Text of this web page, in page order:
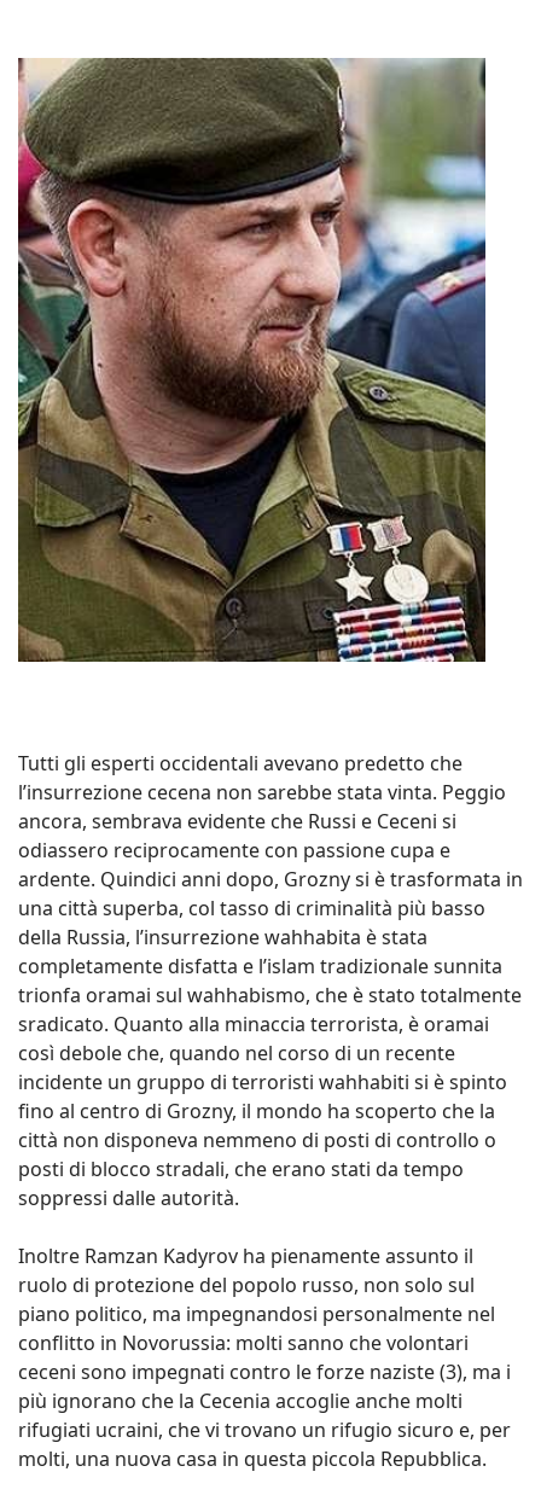
Tutti gli esperti occidentali avevano predetto che
l’insurrezione cecena non sarebbe stata vinta. Peggio
ancora, sembrava evidente che Russi e Ceceni si
odiassero reciprocamente con passione cupa e
ardente. Quindici anni dopo, Grozny si è trasformata in
una città superba, col tasso di criminalità più basso
della Russia, l’insurrezione wahhabita è stata
completamente disfatta e l’islam tradizionale sunnita
trionfa oramai sul wahhabismo, che è stato totalmente
sradicato. Quanto alla minaccia terrorista, è oramai
così debole che, quando nel corso di un recente
incidente un gruppo di terroristi wahhabiti si è spinto
fino al centro di Grozny, il mondo ha scoperto che la
città non disponeva nemmeno di posti di controllo o
posti di blocco stradali, che erano stati da tempo
soppressi dalle autorità.
Inoltre Ramzan Kadyrov ha pienamente assunto il
ruolo di protezione del popolo russo, non solo sul
piano politico, ma impegnandosi personalmente nel
conflitto in Novorussia: molti sanno che volontari
ceceni sono impegnati contro le forze naziste (3), ma i
più ignorano che la Cecenia accoglie anche molti
rifugiati ucraini, che vi trovano un rifugio sicuro e, per
molti, una nuova casa in questa piccola Repubblica.